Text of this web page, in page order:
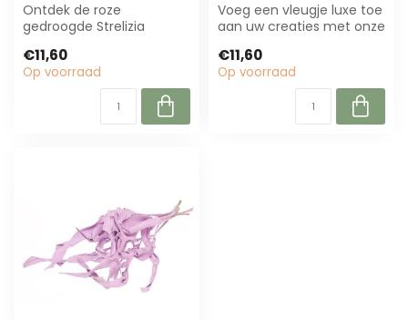
Ontdek de roze
gedroogde Strelizia
Perfect voor bloemi...
€11,60
Op voorraad
Voeg een vleugje luxe toe
aan uw creaties met onze
Stre...
€11,60
Op voorraad